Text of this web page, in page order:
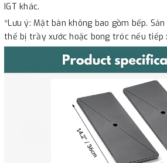
IGT khác.
*Lưu ý: Mặt bàn không bao gồm bếp.
thể bị trầy xước hoặc bong tróc nếu tiếp